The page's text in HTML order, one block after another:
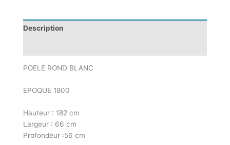
Description
POELE ROND BLANC
EPOQUE 1800
Hauteur : 182 cm
Largeur : 66 cm
Profondeur :56 cm